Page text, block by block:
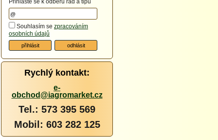
Přihlaste se k odběru rad a tipů
Souhlasím se zpracováním
osobních údajů
Rychlý kontakt:
e-
obchod@iagromarket.cz
Tel.: 573 395 569
Mobil: 603 282 125